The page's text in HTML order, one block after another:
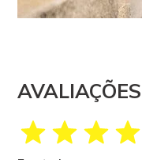
AVALIAÇÕES